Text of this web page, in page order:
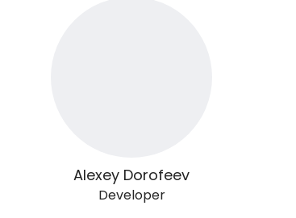
Alexey Dorofeev
Developer